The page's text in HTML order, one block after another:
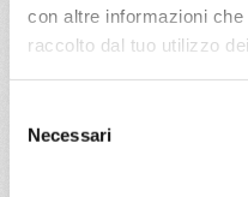
con altre informazioni
raccolto dal tuo utilizzo
delNecessari